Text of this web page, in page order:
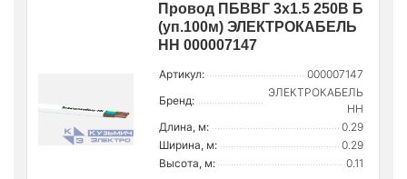
Провод ПБВВГ 3х1.5 250В Б
(уп.100м) ЭЛЕКТРОКАБЕЛЬ
НН 000007147
Артикул:
000007147
Бренд:
ЭЛЕКТРОКАБЕЛЬ
НН
Длина, м:
0.29
Ширина, м:
0.29
Высота, м:
0.11